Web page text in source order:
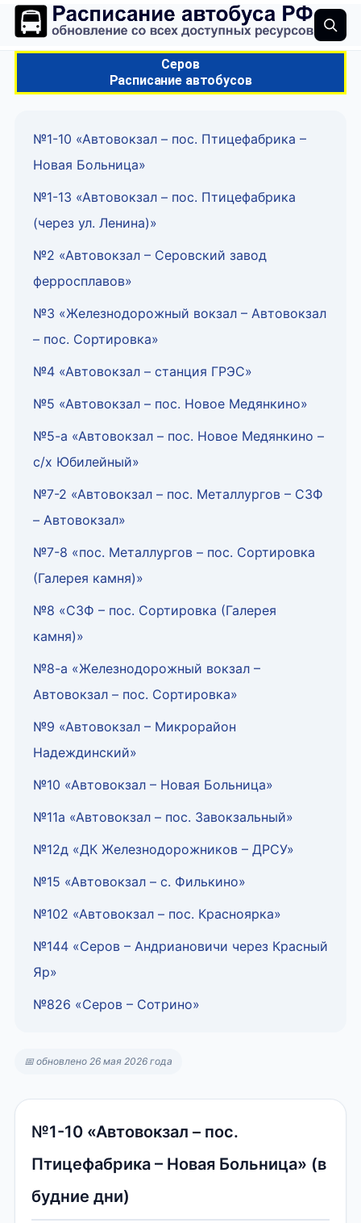
Серов
Расписание автобусов
№1-10 «Автовокзал – пос. Птицефабрика –
Новая Больница»
№1-13 «Автовокзал – пос. Птицефабрика
(через ул. Ленина)»
№2 «Автовокзал – Серовский завод
ферросплавов»
№3 «Железнодорожный вокзал – Автовокзал
– пос. Сортировка»
№4 «Автовокзал – станция ГРЭС»
№5 «Автовокзал – пос. Новое Медянкино»
№5-а «Автовокзал – пос. Новое Медянкино –
с/х Юбилейный»
№7-2 «Автовокзал – пос. Металлургов – СЗФ
– Автовокзал»
№7-8 «пос. Металлургов – пос. Сортировка
(Галерея камня)»
№8 «СЗФ – пос. Сортировка (Галерея
камня)»
№8-а «Железнодорожный вокзал –
Автовокзал – пос. Сортировка»
№9 «Автовокзал – Микрорайон
Надеждинский»
№10 «Автовокзал – Новая Больница»
№11а «Автовокзал – пос. Завокзальный»
№12д «ДК Железнодорожников – ДРСУ»
№15 «Автовокзал – с. Филькино»
№102 «Автовокзал – пос. Красноярка»
№144 «Серов – Андриановичи через Красный
Яр»
№826 «Серов – Сотрино»
📅 обновлено 26 мая 2026 года
№1-10 «Автовокзал – пос.
Птицефабрика – Новая Больница» (в
будние дни)